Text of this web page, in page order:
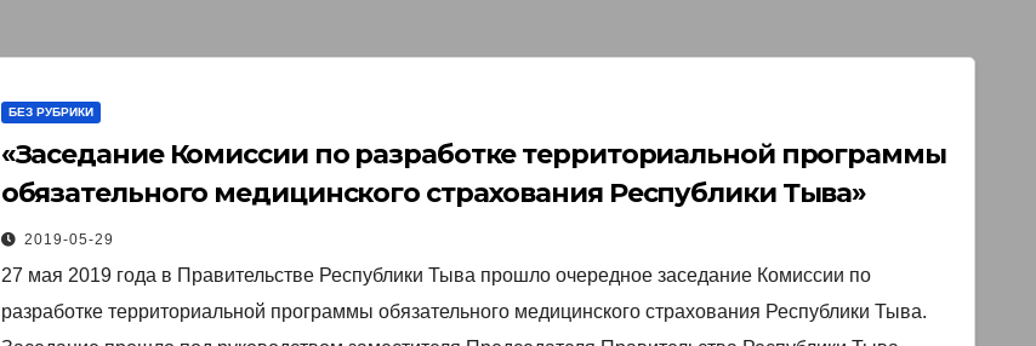
БЕЗ РУБРИКИ
«Заседание Комиссии по разработке территориальной программы
обязательного медицинского страхования Республики Тыва»￼
2019-05-29
27 мая 2019 года в Правительстве Республики Тыва прошло очередное заседание Комиссии по
разработке территориальной программы обязательного медицинского страхования Республики Тыва.